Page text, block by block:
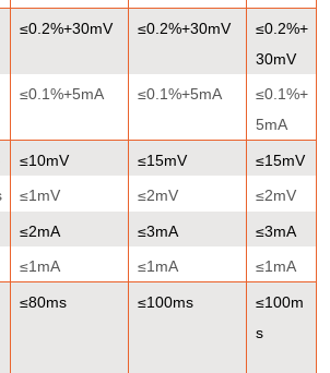
≤0.2%+30mV ≤0.2%+30mV
≤0.2%+
30mV
≤0.1%+5mA ≤0.1%+5mA
≤0.1%+
5mA
≤10mV ≤15mV
≤15mV
≤1mV ≤2mV ≤2mV
≤2mA ≤3mA
≤3mA
≤1mA ≤1mA ≤1mA
≤80ms ≤100ms
≤100m
s